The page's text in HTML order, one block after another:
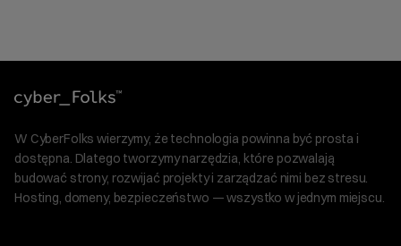
W CyberFolks wierzymy, że technologia powinna być prosta i
dostępna. Dlatego tworzymy narzędzia, które pozwalają
budować strony, rozwijać projekty i zarządzać nimi bez stresu.
Hosting, domeny, bezpieczeństwo — wszystko w jednym miejscu.